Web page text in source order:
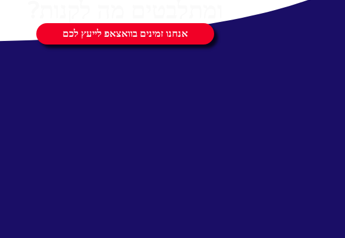
אנחנו זמינים בוואצאפ לייעץ לכם